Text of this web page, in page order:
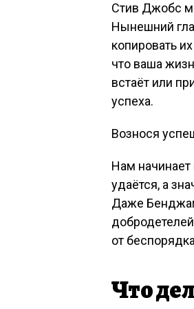
Стив Джобс
Нынешний
копировать
что ваша
встаёт или
успеха.
Вознося
Нам начинает
удаётся, а
Даже
от
Что